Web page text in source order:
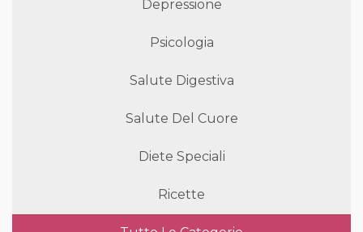
Depressione
Psicologia
Salute Digestiva
Salute Del Cuore
Diete Speciali
Ricette